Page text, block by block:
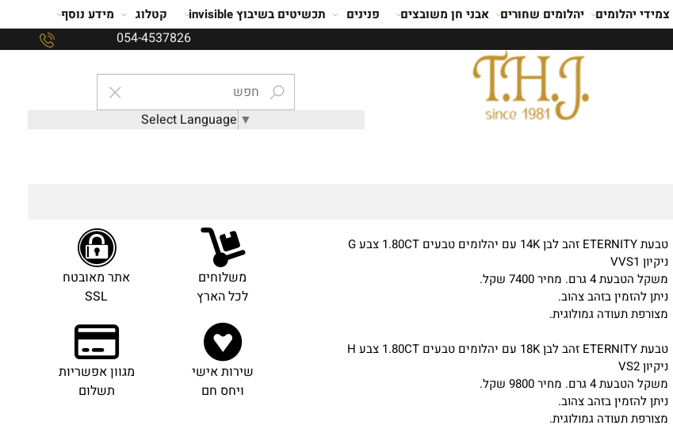
054-4537826
Select Language ▼
צמידי יהלומים יהלומים שחורים אבני חן משובצים פנינים תכשיטים בשיבוץ invisible קטלוג מידע נוסף
טבעת ETERNITY זהב לבן 14K עם יהלומים טבעים 1.80CT צבע G
ניקיון VVS1
משקל הטבעת 4 גרם. מחיר 7400 שקל.
ניתן להזמין בזהב צהוב.
מצורפת תעודה גמולוגית.
טבעת ETERNITY זהב לבן 18K עם יהלומים טבעים 1.80CT צבע H
ניקיון VS2
משקל הטבעת 4 גרם. מחיר 9800 שקל.
ניתן להזמין בזהב צהוב.
מצורפת תעודה גמולוגית.
משלוחים
לכל הארץ
אתר מאובטח
SSL
שירות אישי
ויחס חם
מגוון אפשריות
תשלום